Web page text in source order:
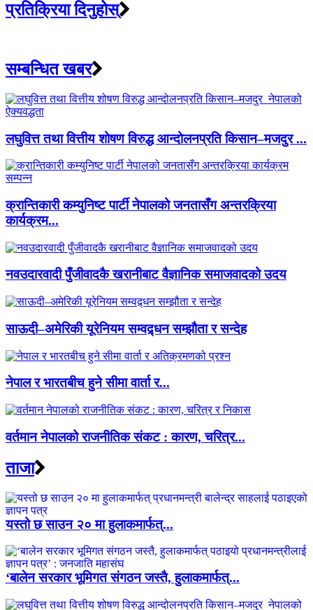
प्रतिक्रिया दिनुहोस्
सम्बन्धित खबर
लघुवित्त तथा वित्तीय शोषण विरुद्ध आन्दोलनप्रति किसान–मजदुर ...
क्रान्तिकारी कम्युनिष्ट पार्टी नेपालको जनतासँग अन्तरक्रिया
कार्यक्रम...
नवउदारवादी पुँजीवादकै खरानीबाट वैज्ञानिक समाजवादको उदय
साऊदी–अमेरिकी यूरेनियम सम्वद्र्धन सम्झौता र सन्देह
नेपाल र भारतबीच हुने सीमा वार्ता र...
वर्तमान नेपालको राजनीतिक संकट : कारण, चरित्र...
ताजा
यस्तो छ साउन २० मा हुलाकमार्फत्...
‘बालेन सरकार भूमिगत संगठन जस्तै, हुलाकमार्फत्...